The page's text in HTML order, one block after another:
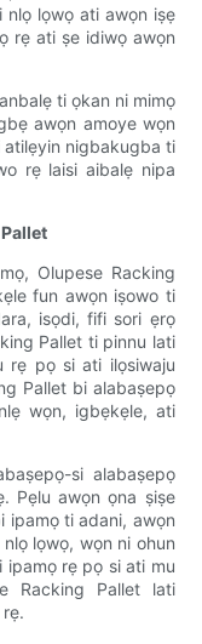
lọwọ ati awọn iṣẹ
rẹ ati ṣe idiwọ awọn
ti ọkan ni mimọ
awọn amoye wọn
nigbakugba ti
rẹ laisi aibalẹ nipa
Olupese Racking
fun awọn iṣowo ti
isọdi, fifi sori ẹrọ
Pallet ti pinnu lati
rẹ pọ si ati ilọsiwaju
Pallet bi alabaṣepọ
wọn, igbẹkẹle, ati
si alabaṣepọ
Pẹlu awọn ọna ṣiṣe
ipamọ ti adani, awọn
lọwọ, wọn ni ohun
rẹ pọ si ati mu
Racking Pallet lati